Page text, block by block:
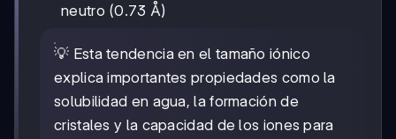
neutro (0.73 Å)
💡 Esta tendencia en el tamaño iónico
explica importantes propiedades como la
solubilidad en agua, la formación de
cristales y la capacidad de los iones para